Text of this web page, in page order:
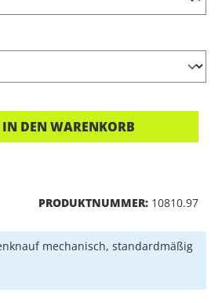
DEN
IN DEN WARENKORB
PRODUKTNUMMER: 10810.97
mechanisch, standardmäßig